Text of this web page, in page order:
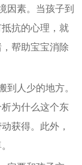
因素。当孩子到
抗的心理，就
帮助宝宝消除
到人少的地方。
为什么这个东
获得。此外，